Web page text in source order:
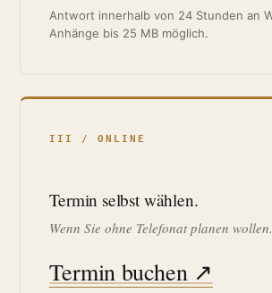
Antwort innerhalb von 24 Stunden an
Anhänge bis 25 MB möglich.
III / ONLINE
Termin selbst wählen.
Wenn Sie ohne Telefonat planen wollen.
Termin buchen ↗